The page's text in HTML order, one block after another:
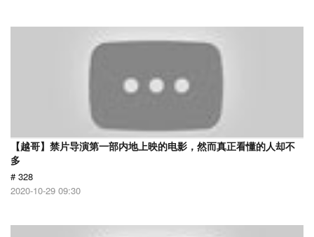
【越哥】禁片导演第一部内地上映的电影，然而真正看懂的人却不
多
# 328
2020-10-29 09:30